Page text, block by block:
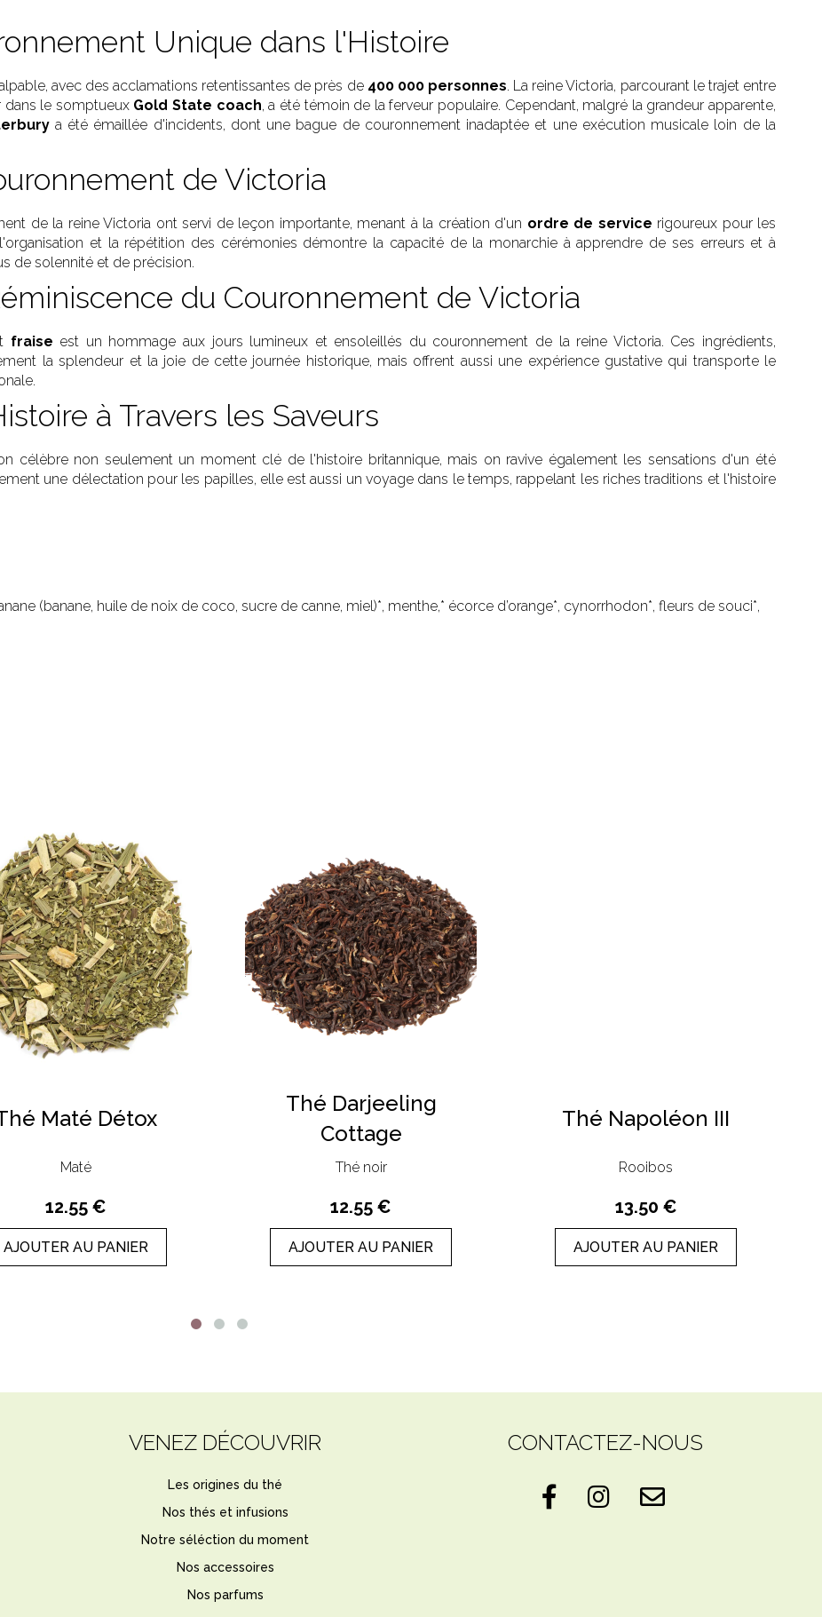
Unique dans l'Histoire
avec des acclamations retentissantes de près de 400 000 personnes. La reine Victoria, parcourant le trajet entre
dans le somptueux Gold State coach, a été témoin de la ferveur populaire. Cependant, malgré la grandeur apparente,
a été émaillée d'incidents, dont une bague de couronnement inadaptée et une exécution musicale loin de la
de Victoria
de la reine Victoria ont servi de leçon importante, menant à la création d'un ordre de service rigoureux pour les
et la répétition des cérémonies démontre la capacité de la monarchie à apprendre de ses erreurs et à
de solennité et de précision.
du Couronnement de Victoria
fraise est un hommage aux jours lumineux et ensoleillés du couronnement de la reine Victoria. Ces ingrédients,
la splendeur et la joie de cette journée historique, mais offrent aussi une expérience gustative qui transporte le
à Travers les Saveurs
célèbre non seulement un moment clé de l'histoire britannique, mais on ravive également les sensations d'un été
une délectation pour les papilles, elle est aussi un voyage dans le temps, rappelant les riches traditions et l'histoire
(banane, huile de noix de coco, sucre de canne, miel)*, menthe,* écorce d’orange*, cynorrhodon*, fleurs de souci*,
Maté Détox
Maté
12.55 €
AJOUTER AU PANIER
Thé Darjeeling
Cottage
Thé noir
12.55 €
AJOUTER AU PANIER
Thé Napoléon III
Rooibos
13.50 €
AJOUTER AU PANIER
VENEZ DÉCOUVRIR
Les origines du thé
Nos thés et infusions
Notre séléction du moment
Nos accessoires
Nos parfums
CONTACTEZ-NOUS